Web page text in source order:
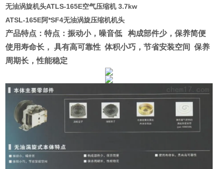
无油涡旋机头ATLS-165E空气压缩机 3.7kw
ATSL-165E阿*SF4无油涡旋压缩机机头
产品特点：特点：振动小，噪音低 构成部件少，保养简便
使用寿命长， 具有高可靠性 体积小巧，节省安装空间 保养
周期长，性能稳定